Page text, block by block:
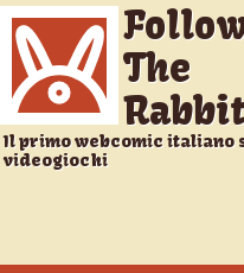
The
Il primo webcomic italiano
videogiochi